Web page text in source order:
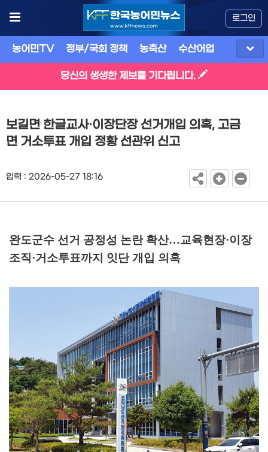
로그인
농어민TV 정부/국회 정책 농축산 수산어업
당신의 생생한 제보를 기다립니다.
보길면 한글교사·이장단장 선거개입 의혹, 고금
면 거소투표 개입 정황 선관위 신고
입력 : 2026-05-27 18:16
완도군수 선거 공정성 논란 확산…교육현장·이장
조직·거소투표까지 잇단 개입 의혹